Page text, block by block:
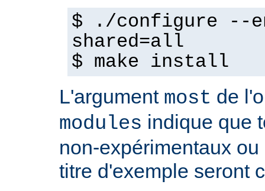
$ ./configure --
shared=all
$ make install
L'argument most de
modules indique que
non-expérimentaux
titre d'exemple seront